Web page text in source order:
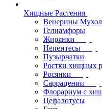
Хищные Растения
Венерины
Гелиамфоры
Жирянки
Непентесы
Пузырчатки
Ростки хищных
Росянки
Саррацении
Флорариум с
Цефалотусы